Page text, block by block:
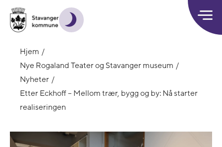
Hjem
Nye Rogaland Teater og Stavanger museum
Nyheter
Etter Eckhoff – Mellom trær, bygg og by: Nå starter
realiseringen